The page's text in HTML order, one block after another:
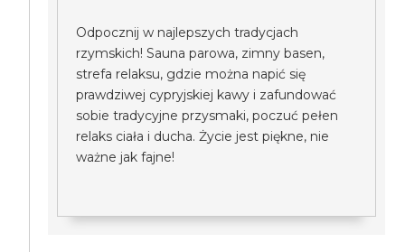
Odpocznij w najlepszych tradycjach
rzymskich! Sauna parowa, zimny basen,
strefa relaksu, gdzie można napić się
prawdziwej cypryjskiej kawy i zafundować
sobie tradycyjne przysmaki, poczuć pełen
relaks ciała i ducha. Życie jest piękne, nie
ważne jak fajne!